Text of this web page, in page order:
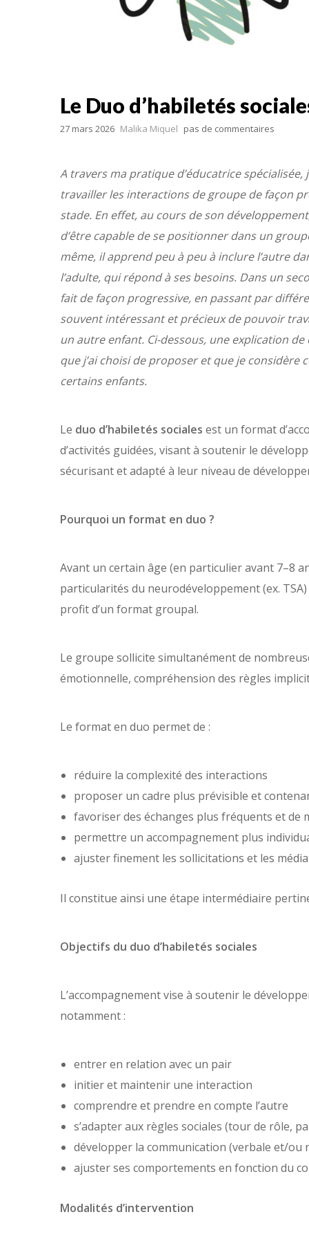
Le Duo d’habiletés
27 mars 2026 Malika Miquel pas de commentaires
A travers ma pratique d’éducatrice
travailler les interactions de groupe de façon
stade. En effet, au cours de son
d’être capable de se positionner dans un
même, il apprend peu à peu à inclure l’autre
l’adulte, qui répond à ses besoins. Dans un
fait de façon progressive, en passant par
souvent intéressant et précieux de pouvoir
un autre enfant. Ci-dessous, une explication de
que j’ai choisi de proposer et que je
certains enfants.
Le duo d’habiletés sociales est un format
d’activités guidées, visant à soutenir le
sécurisant et adapté à leur niveau de
Pourquoi un format en duo ?
Avant un certain âge (en particulier avant 7–8
particularités du neurodéveloppement (ex.
profit d’un format groupal.
Le groupe sollicite simultanément de
émotionnelle, compréhension des règles
Le format en duo permet de :
réduire la complexité des interactions
proposer un cadre plus prévisible et
favoriser des échanges plus fréquents et de
permettre un accompagnement plus
ajuster finement les sollicitations et les
Il constitue ainsi une étape intermédiaire
Objectifs du duo d’habiletés sociales
L’accompagnement vise à soutenir le
notamment :
entrer en relation avec un pair
initier et maintenir une interaction
comprendre et prendre en compte l’autre
s’adapter aux règles sociales (tour de rôle,
développer la communication (verbale et/ou
ajuster ses comportements en fonction du
Modalités d’intervention